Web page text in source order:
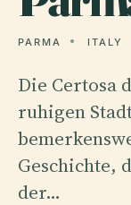
PARMA ITALY
Die Certosa
ruhigen
Geschichte,
der…